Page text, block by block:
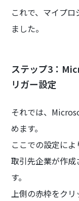
これで、マイプ
ました。
ステップ3：
リガー設定
それでは、
めます。
ここでの設定に
取引先企業が作
す。
上側の赤枠をクリ